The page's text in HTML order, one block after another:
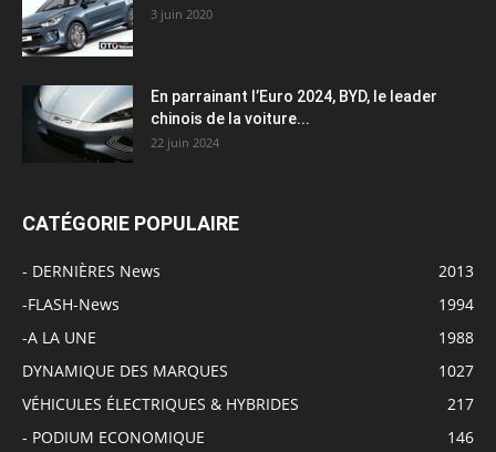
3 juin 2020
En parrainant l’Euro 2024, BYD, le leader
chinois de la voiture...
22 juin 2024
CATÉGORIE POPULAIRE
- DERNIÈRES News
2013
-FLASH-News
1994
-A LA UNE
1988
DYNAMIQUE DES MARQUES
1027
VÉHICULES ÉLECTRIQUES & HYBRIDES
217
- PODIUM ECONOMIQUE
146